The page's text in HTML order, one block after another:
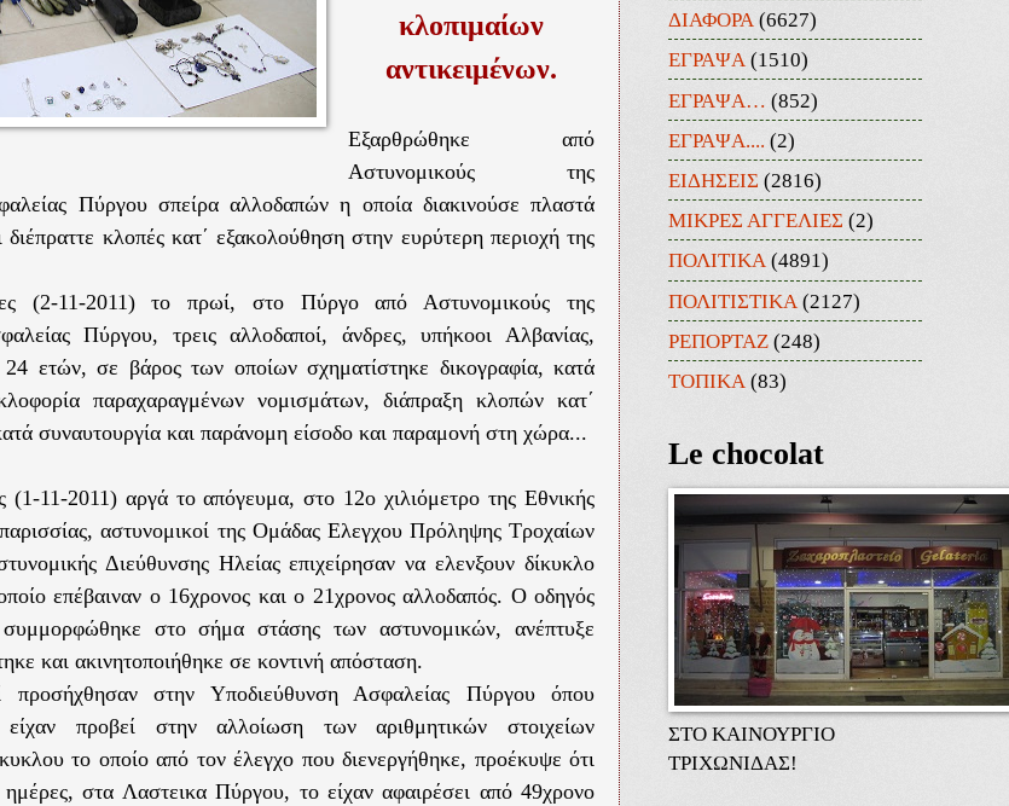
κλοπιμαίων
αντικειμένων.
Εξαρθρώθηκε από
Αστυνομικούς της
Πύργου σπείρα αλλοδαπών η οποία διακινούσε πλαστά
διέπραττε κλοπές κατ΄ εξακολούθηση στην ευρύτερη περιοχή της
(2-11-2011) το πρωί, στο Πύργο από Αστυνομικούς της
Πύργου, τρεις αλλοδαποί, άνδρες, υπήκοοι Αλβανίας,
ετών, σε βάρος των οποίων σχηματίστηκε δικογραφία, κατά
παραχαραγμένων νομισμάτων, διάπραξη κλοπών κατ΄
συναυτουργία και παράνομη είσοδο και παραμονή στη χώρα...
(1-11-2011) αργά το απόγευμα, στο 12ο χιλιόμετρο της Εθνικής
αστυνομικοί της Ομάδας Ελεγχου Πρόληψης Τροχαίων
Διεύθυνσης Ηλείας επιχείρησαν να ελενξουν δίκυκλο
επέβαιναν ο 16χρονος και ο 21χρονος αλλοδαπός. Ο οδηγός
στο σήμα στάσης των αστυνομικών, ανέπτυξε
και ακινητοποιήθηκε σε κοντινή απόσταση.
προσήχθησαν στην Υποδιεύθυνση Ασφαλείας Πύργου όπου
είχαν προβεί στην αλλοίωση των αριθμητικών στοιχείων
το οποίο από τον έλεγχο που διενεργήθηκε, προέκυψε ότι
ημέρες, στα Λαστεικα Πύργου, το είχαν αφαιρέσει από 49χρονο
ΔΙΑΦΟΡΑ (6627)
ΕΓΡΑΨΑ (1510)
ΕΓΡΑΨΑ… (852)
ΕΓΡΑΨΑ.... (2)
ΕΙΔΗΣΕΙΣ (2816)
ΜΙΚΡΕΣ ΑΓΓΕΛΙΕΣ (2)
ΠΟΛΙΤΙΚΑ (4891)
ΠΟΛΙΤΙΣΤΙΚΑ (2127)
ΡΕΠΟΡΤΑΖ (248)
ΤΟΠΙΚΑ (83)
Le chocolat
ΣΤΟ ΚΑΙΝΟΥΡΓΙΟ
ΤΡΙΧΩΝΙΔΑΣ!